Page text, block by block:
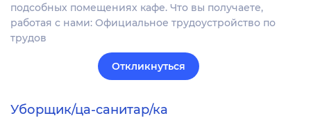
подсобных помещениях кафе. Что вы получаете,
работая с нами: Официальное трудоустройство по
трудов
Откликнуться
Уборщик/ца-санитар/ка